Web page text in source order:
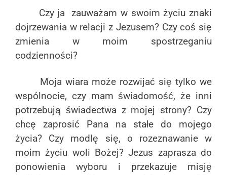
Czy ja zauważam w swoim życiu znaki
dojrzewania w relacji z Jezusem? Czy coś się
zmienia w moim spostrzeganiu
codzienności?
Moja wiara może rozwijać się tylko we
wspólnocie, czy mam świadomość, że inni
potrzebują świadectwa z mojej strony? Czy
chcę zaprosić Pana na stałe do mojego
życia? Czy modlę się, o rozeznawanie w
moim życiu woli Bożej? Jezus zaprasza do
ponowienia wyboru i przekazuje misję